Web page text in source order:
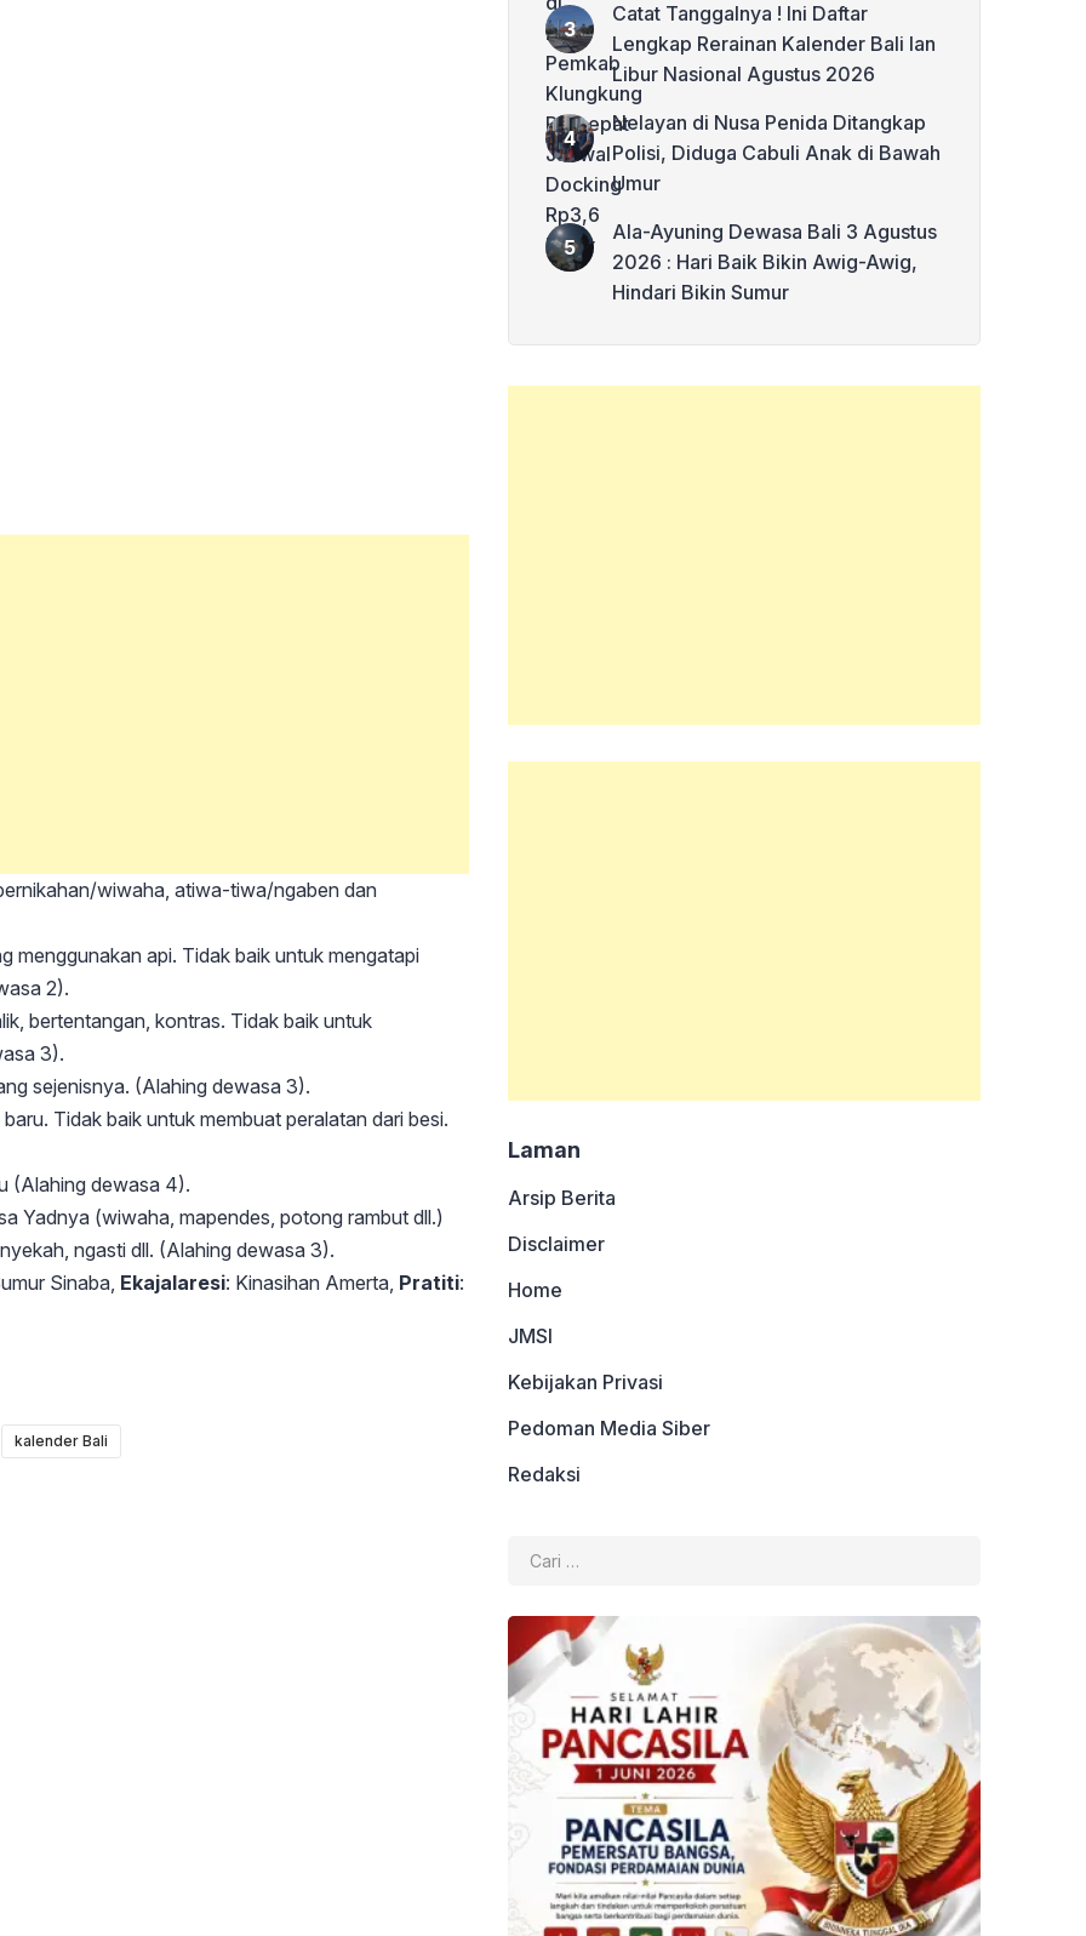
wiwaha, atiwa-tiwa/ngaben dan
menggunakan api. Tidak baik untuk mengatapi
2).
bertentangan, kontras. Tidak baik untuk
3).
sejenisnya. (Alahing dewasa 3).
Tidak baik untuk membuat peralatan dari besi.
(Alahing dewasa 4).
Yadnya (wiwaha, mapendes, potong rambut dll.)
ngasti dll. (Alahing dewasa 3).
Sinaba, Ekajalaresi: Kinasihan Amerta, Pratiti:
kalender Bali
Catat Tanggalnya ! Ini Daftar
Lengkap Rerainan Kalender Bali lan
Libur Nasional Agustus 2026
Nelayan di Nusa Penida Ditangkap
Polisi, Diduga Cabuli Anak di Bawah
Umur
Ala-Ayuning Dewasa Bali 3 Agustus
2026 : Hari Baik Bikin Awig-Awig,
Hindari Bikin Sumur
Laman
Arsip Berita
Disclaimer
Home
JMSI
Kebijakan Privasi
Pedoman Media Siber
Redaksi
untuk: